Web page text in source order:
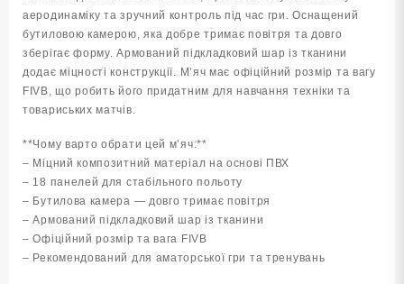
аеродинаміку та зручний контроль під час гри. Оснащений
бутиловою камерою, яка добре тримає повітря та довго
зберігає форму. Армований підкладковий шар із тканини
додає міцності конструкції. М’яч має офіційний розмір та вагу
FIVB, що робить його придатним для навчання техніки та
товариських матчів.
**Чому варто обрати цей м’яч:**
– Міцний композитний матеріал на основі ПВХ
– 18 панелей для стабільного польоту
– Бутилова камера — довго тримає повітря
– Армований підкладковий шар із тканини
– Офіційний розмір та вага FIVB
– Рекомендований для аматорської гри та тренувань